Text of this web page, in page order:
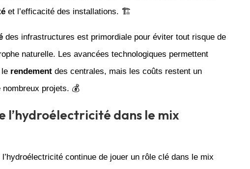
et l’efficacité des installations. 🏗️
des infrastructures est primordiale pour éviter tout risque de
naturelle. Les avancées technologiques permettent
le rendementdes centrales, mais les coûts restent un
projets. 💰
l’hydroélectricité dans le mix
continue de jouer un rôle clé dans le mix